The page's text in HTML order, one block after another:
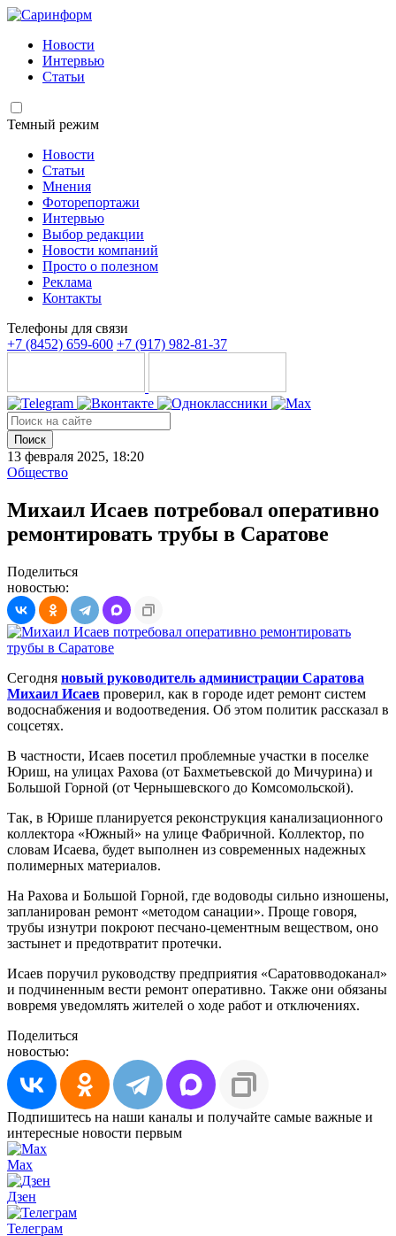
Новости
Интервью
Статьи
Темный режим
Новости
Статьи
Мнения
Фоторепортажи
Интервью
Выбор редакции
Новости компаний
Просто о полезном
Реклама
Контакты
Телефоны для связи
+7 (8452) 659-600 +7 (917) 982-81-37
Поиск
13 февраля 2025, 18:20
Общество
Михаил Исаев потребовал оперативно
ремонтировать трубы в Саратове
Поделиться
новостью:
Сегодня новый руководитель администрации Саратова
Михаил Исаев проверил, как в городе идет ремонт систем
водоснабжения и водоотведения. Об этом политик рассказал в
соцсетях.
В частности, Исаев посетил проблемные участки в поселке
Юриш, на улицах Рахова (от Бахметьевской до Мичурина) и
Большой Горной (от Чернышевского до Комсомольской).
Так, в Юрише планируется реконструкция канализационного
коллектора «Южный» на улице Фабричной. Коллектор, по
словам Исаева, будет выполнен из современных надежных
полимерных материалов.
На Рахова и Большой Горной, где водоводы сильно изношены,
запланирован ремонт «методом санации». Проще говоря,
трубы изнутри покроют песчано-цементным веществом, оно
застынет и предотвратит протечки.
Исаев поручил руководству предприятия «Саратовводоканал»
и подчиненным вести ремонт оперативно. Также они обязаны
вовремя уведомлять жителей о ходе работ и отключениях.
Поделиться
новостью:
Подпишитесь на наши каналы и получайте самые важные и
интересные новости первым
Max
Дзен
Телеграм